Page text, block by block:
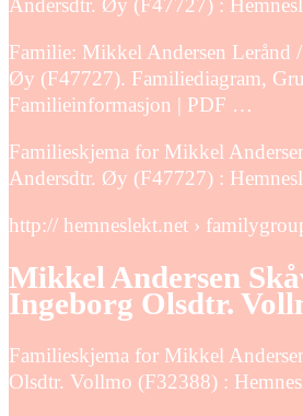
Andersdtr. Øy (F47727) :
Familie: Mikkel Andersen Lerånd
Øy (F47727). Familiediagram,
Familieinformasjon | PDF …
Familieskjema for Mikkel
Andersdtr. Øy (F47727) :
http:// hemneslekt.net ›
Mikkel Andersen
Ingeborg Olsdtr.
Familieskjema for Mikkel
Olsdtr. Vollmo (F32388) :